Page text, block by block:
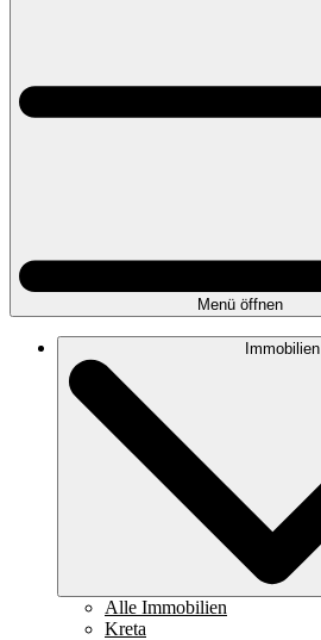
Menü öffnen
Immobilien
Alle Immobilien
Kreta